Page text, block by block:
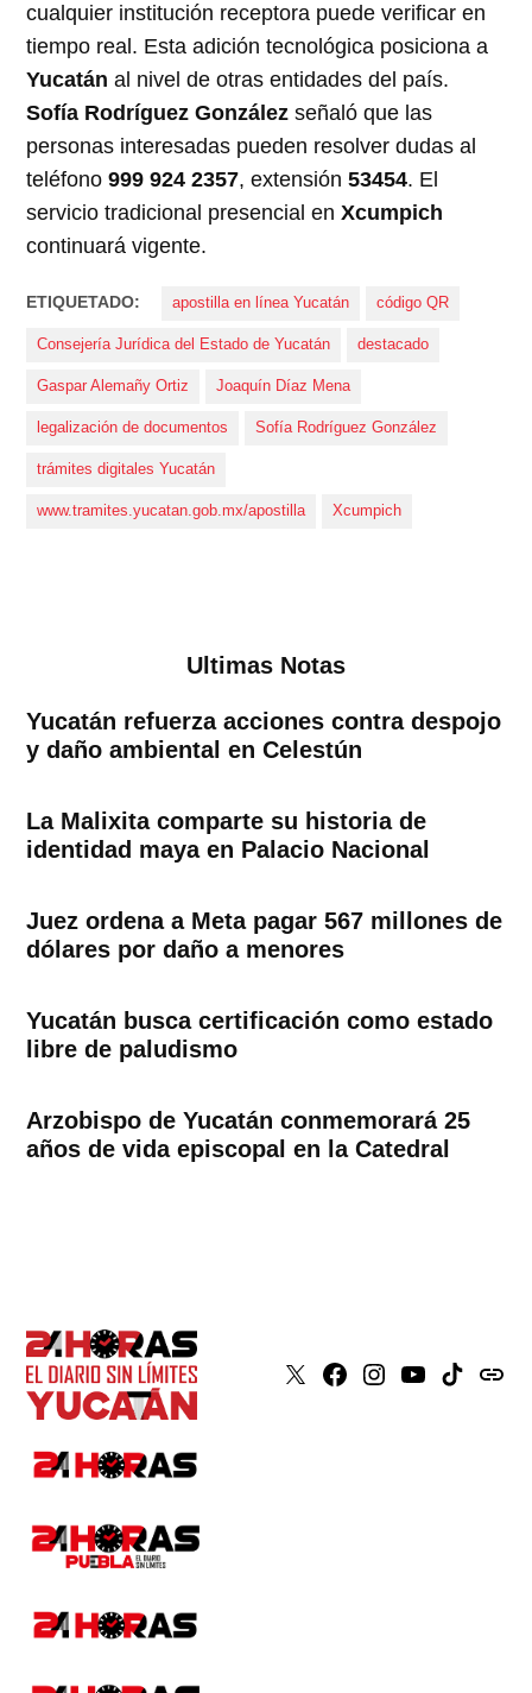
cualquier institución receptora puede verificar en
tiempo real. Esta adición tecnológica posiciona a
Yucatán al nivel de otras entidades del país.
Sofía Rodríguez González señaló que las
personas interesadas pueden resolver dudas al
teléfono999 924 2357, extensión53454. El
servicio tradicional presencial enXcumpich
continuará vigente.
ETIQUETADO: apostilla en línea Yucatán código QR
Consejería Jurídica del Estado de Yucatán destacado
Gaspar Alemañy Ortiz Joaquín Díaz Mena
legalización de documentos Sofía Rodríguez González
trámites digitales Yucatán
www.tramites.yucatan.gob.mx/apostilla Xcumpich
Ultimas Notas
Yucatán refuerza acciones contra despojo
y daño ambiental en Celestún
La Malixita comparte su historia de
identidad maya en Palacio Nacional
Juez ordena a Meta pagar 567 millones de
dólares por daño a menores
Yucatán busca certificación como estado
libre de paludismo
Arzobispo de Yucatán conmemorará 25
años de vida episcopal en la Catedral
X Faceboook
Instagram
YoutubeTiktokissuu